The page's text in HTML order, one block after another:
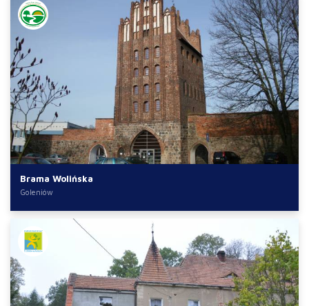
Brama Wolińska
Goleniów